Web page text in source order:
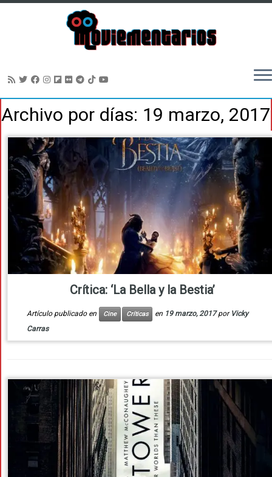
al
Archivo por días: 19 marzo, 2017
Crítica: ‘La Bella y la Bestia’
Artículo publicado en Cine Críticas en 19 marzo, 2017 por Vicky
Carras